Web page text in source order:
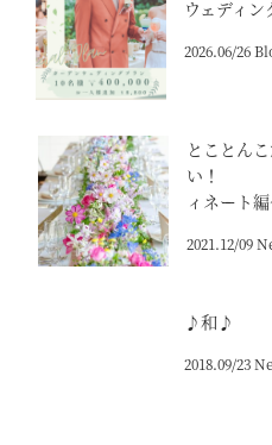
ウェディ
2026.06/26
とことん
い！
ィネート
2021.12/09
♪和♪
2018.09/23